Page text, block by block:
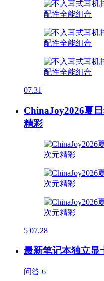
07.31
ChinaJoy2026夏
精彩
5 07.28
最新笔记本独立显
问答 6